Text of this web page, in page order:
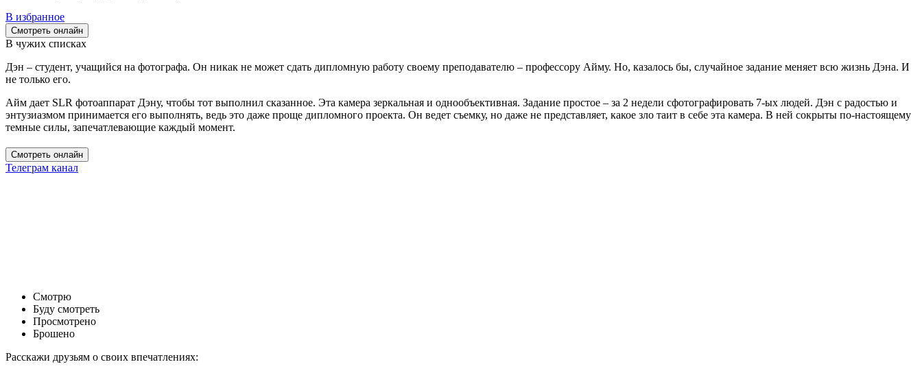
В избранное
Смотреть онлайн
В чужих списках
Дэн – студент, учащийся на фотографа. Он никак не может сдать дипломную работу своему преподавателю – профессору Айму. Но, казалось бы, случайное задание меняет всю жизнь Дэна. И
не только его.
Айм дает SLR фотоаппарат Дэну, чтобы тот выполнил сказанное. Эта камера зеркальная и однообъективная. Задание простое – за 2 недели сфотографировать 7-ых людей. Дэн с радостью и
энтузиазмом принимается его выполнять, ведь это даже проще дипломного проекта. Он ведет съемку, но даже не представляет, какое зло таит в себе эта камера. В ней сокрыты по-настоящему
темные силы, запечатлевающие каждый момент.
Смотреть онлайн
Телеграм канал
Смотрю
Буду смотреть
Просмотрено
Брошено
Расскажи друзьям о своих впечатлениях: